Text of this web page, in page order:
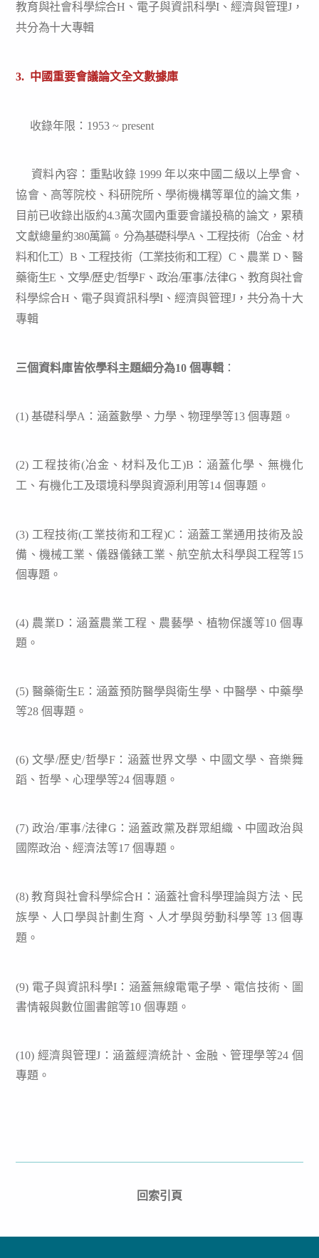
教育與社會科學綜合H 、電子與資訊科學I 、經濟與管理J，
共分為十大專輯
3. 中國重要會議論文全文數據庫
收錄年限：1953 ~ present
資料內容： 重點收錄 1999 年以來中國二級以上學會、
協會、高等院校、科研院所、學術機構等單位的論文集，
目前已收錄出版約4.3萬次 國內重要會議投稿的論文，累積
文獻總量約380萬篇。 分為基礎科學A 、工程技術（冶金、材
料和化工）B 、工程技術（工業技術和工程）C 、 農業 D 、醫
藥衛生E 、文學/歷史/哲學F、政治/軍事/法律G、教育與社會
科學綜合H 、電子與資訊科學I 、經濟與管理J， 共分為十大
專輯
三個資料庫皆依學科主題細分為10 個專輯 ：
(1) 基礎科學A：涵蓋數學、力學、物理學等13 個專題。
(2) 工程技術(冶金 、 材料及化工)B：涵蓋化學、無機化
工、有機化工及環境科學與資源利用等14 個專題。
(3) 工程技術(工業技術和工程)C：涵蓋工業通用技術及設
備、機械工業、儀器儀錶工業、航空航太科學與工程等15
個專題。
(4) 農業D：涵蓋農業工程、農藝學、植物保護等10 個專
題。
(5) 醫藥衛生E：涵蓋預防醫學與衛生學、中醫學、中藥學
等28 個專題。
(6) 文學/歷史/哲學F：涵蓋世界文學、中國文學、音樂舞
蹈、哲學、心理學等24 個專題。
(7) 政治/軍事/法律G：涵蓋政黨及群眾組織、中國政治與
國際政治、經濟法等17 個專題。
(8)教育與社會科學綜合H：涵蓋社會科學理論與方法、民
族學、人口學與計劃生育、人才學與勞動科學等 13 個專
題。
(9) 電子與資訊科學I：涵蓋無線電電子學、電信技術、圖
書情報與數位圖書館等10 個專題。
(10) 經濟與管理J：涵蓋經濟統計、金融、管理學等24 個
專題。
回索引頁